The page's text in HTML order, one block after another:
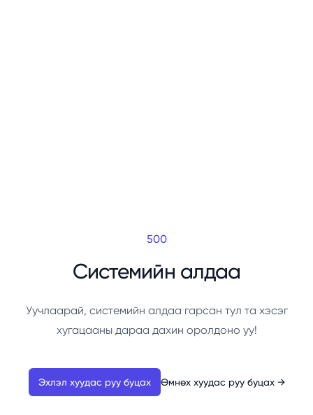
500
Системийн алдаа
Уучлаарай, системийн алдаа гарсан тул та хэсэг
хугацааны дараа дахин оролдоно уу!
Эхлэл хуудас руу буцах Өмнөх хуудас руу буцах →